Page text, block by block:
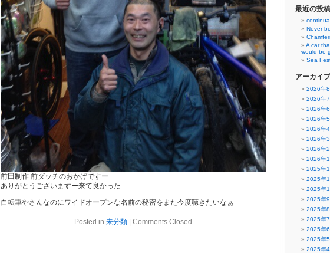
前田制作 前ダッチのおかげですー
ありがとうございますー来て良かった
自転車やさんなのにワイドオープンな名前の秘密をまた今度聴きたいなぁ
Posted in 未分類 Comments Closed
最近の投稿
Never
A car
would be
Sea
アーカイブ
2026年8
2026年7
2026年6
2026年5
2026年4
2026年3
2026年2
2026年1
2025年
2025年
2025年
2025年9
2025年8
2025年7
2025年6
2025年5
2025年4